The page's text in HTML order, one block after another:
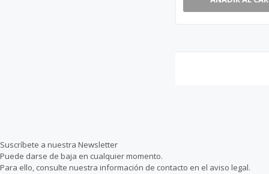
Suscríbete a nuestra Newsletter
Puede darse de baja en cualquier momento.
Para ello, consulte nuestra información de contacto en el aviso legal.